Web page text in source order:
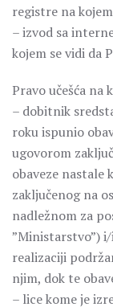
registre na
– izvod sa
koјem se vidi da
Pravo učešća na
– dobitnik
roku ispunio
ugovorom
obaveze nastale
zaključenog na
nadležnom za
”Ministarstvo”)
realizaciji
njim, dok te
– lice kome je